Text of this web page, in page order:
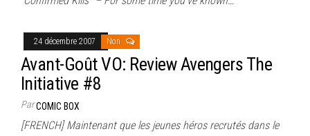
24 décembre 2007 Non
Avant-Goût VO: Review Avengers The
Initiative #8
ParCOMIC BOX
[FRENCH] Maintenant que les jeunes héros recrutés dans le